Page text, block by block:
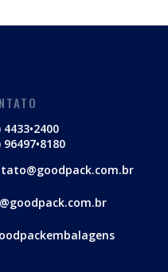
4433•2400
96497•8180